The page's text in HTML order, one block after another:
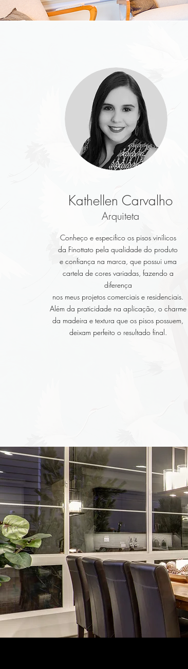
Kathellen Carvalho
Arquiteta
Conheço e especifico os pisos vinílicos
da Finottato pela qualidade do produto
e confiança na marca, que possui uma
cartela de cores variadas, fazendo a
diferença
nos meus projetos comerciais e residenciais.
Além da praticidade na aplicação, o charme
da madeira e textura que os pisos possuem,
deixam perfeito o resultado final.